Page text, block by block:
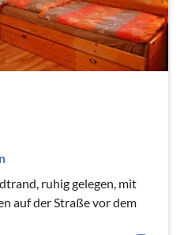
ruhig gelegen, mit
auf der Straße vor dem